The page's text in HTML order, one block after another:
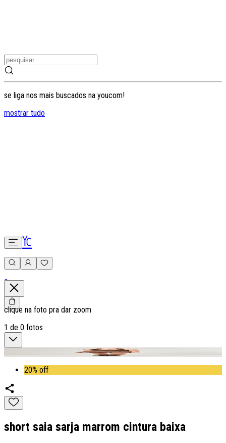
se liga nos mais buscados na youcom!
mostrar tudo
0
clique na foto pra dar zoom
1 de 0 fotos
20% off
short saia sarja marrom cintura baixa